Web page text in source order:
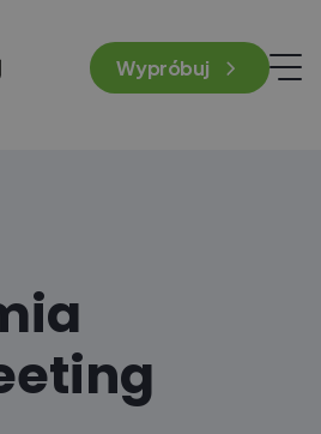
Wypróbuj